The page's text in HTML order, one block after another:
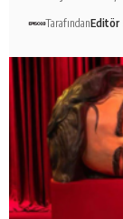
TarafındanEditör